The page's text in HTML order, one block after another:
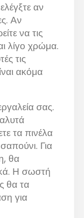
αν
Αν
να τις
λίγο χρώμα.
τις
ακόμα
σας.
τα πινέλα
Για
θα
Η σωστή
θα τα
για